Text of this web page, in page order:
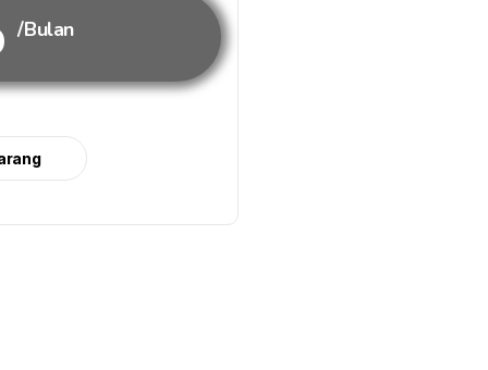
/Bulan